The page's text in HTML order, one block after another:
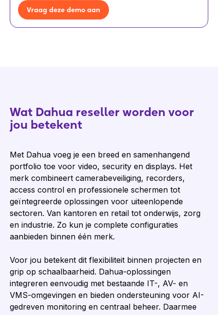
Vraag deze demo aan
Wat Dahua reseller worden voor
jou betekent
Met Dahua voeg je een breed en samenhangend
portfolio toe voor video, security en displays. Het
merk combineert camerabeveiliging, recorders,
access control en professionele schermen tot
geïntegreerde oplossingen voor uiteenlopende
sectoren. Van kantoren en retail tot onderwijs, zorg
en industrie. Zo kun je complete configuraties
aanbieden binnen één merk.
Voor jou betekent dit flexibiliteit binnen projecten en
grip op schaalbaarheid. Dahua-oplossingen
integreren eenvoudig met bestaande IT-, AV- en
VMS-omgevingen en bieden ondersteuning voor AI-
gedreven monitoring en centraal beheer. Daarmee